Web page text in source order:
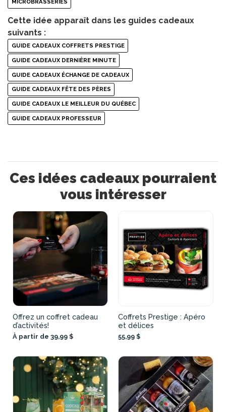
MICROBRASSERIES
Cette idée apparaît dans les guides cadeaux
suivants :
GUIDE CADEAUX COFFRETS PRESTIGE
GUIDE CADEAUX DERNIÈRE MINUTE
GUIDE CADEAUX ÉCHANGE DE CADEAUX
GUIDE CADEAUX FÊTE DES PÈRES
GUIDE CADEAUX LE MEILLEUR DU QUÉBEC
GUIDE CADEAUX PROFESSEUR
Ces idées cadeaux pourraient
vous intéresser
Offrez un coffret cadeau
d’activités!
À partir de 39,99 $
Coffrets Prestige : Apéro
et délices
55,99 $